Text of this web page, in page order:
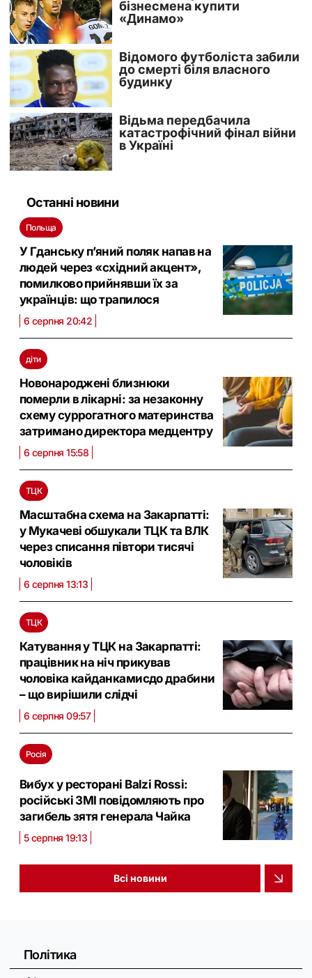
Останні новини
Польща
У Гданську п’яний поляк напав на
людей через «східний акцент»,
помилково прийнявши їх за
українців: що трапилося
6 серпня 20:42
діти
Новонароджені близнюки
померли в лікарні: за незаконну
схему суррогатного материнства
затримано директора медцентру
6 серпня 15:58
ТЦК
Масштабна схема на Закарпатті:
у Мукачеві обшукали ТЦК та ВЛК
через списання півтори тисячі
чоловіків
6 серпня 13:13
ТЦК
Катування у ТЦК на Закарпатті:
працівник на ніч прикував
чоловіка кайданкамисдо драбини
– що вирішили слідчі
6 серпня 09:57
Росія
Вибух у ресторані Balzi Rossi:
російські ЗМІ повідомляють про
загибель зятя генерала Чайка
5 серпня 19:13
Всі новини
Політика